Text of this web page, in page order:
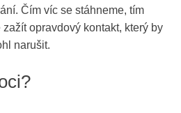
Čím víc se stáhneme, tím
opravdový kontakt, který by
narušit.